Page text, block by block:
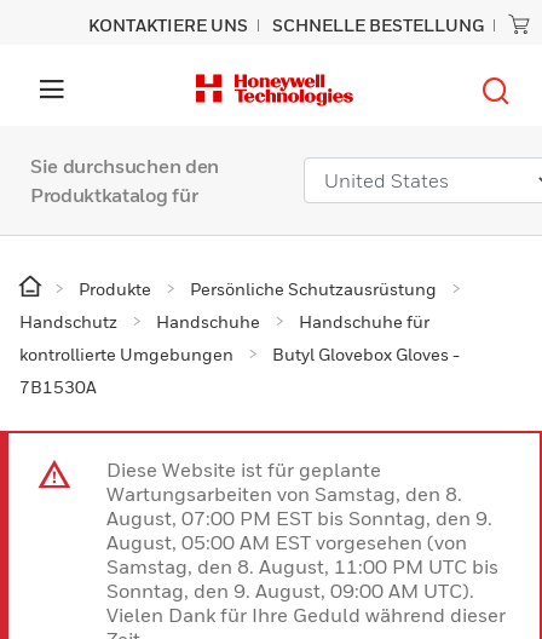
KONTAKTIERE UNS SCHNELLE BESTELLUNG
Sie durchsuchen den
Produktkatalog für
Produkte
Persönliche Schutzausrüstung
Handschutz
Handschuhe
Handschuhe für
kontrollierte Umgebungen
Butyl Glovebox Gloves -
7B1530A
Diese Website ist für geplante
Wartungsarbeiten von Samstag, den 8.
August, 07:00 PM EST bis Sonntag, den 9.
August, 05:00 AM EST vorgesehen (von
Samstag, den 8. August, 11:00 PM UTC bis
Sonntag, den 9. August, 09:00 AM UTC).
Vielen Dank für Ihre Geduld während dieser